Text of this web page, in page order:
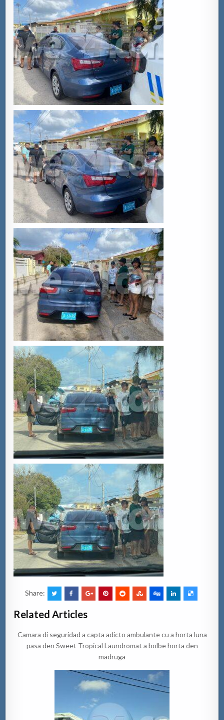
Share:
Related Articles
Camara di seguridad a capta adicto ambulante cu a horta luna
pasa den Sweet Tropical Laundromat a bolbe horta den
madruga